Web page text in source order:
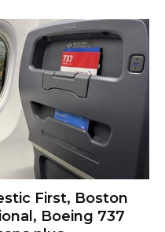
First, Boston
Boeing 737